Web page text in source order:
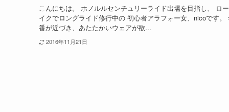
こんにちは。 ホノルルセンチュリーライド出場を目指し、 ロ
イクでロングライド修行中の 初心者アラフォー女、nicoです。
番が近づき、あたたかいウェアが欲...
2016年11月21日